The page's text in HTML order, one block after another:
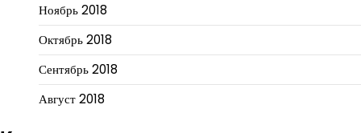
Ноябрь 2018
Октябрь 2018
Сентябрь 2018
Август 2018